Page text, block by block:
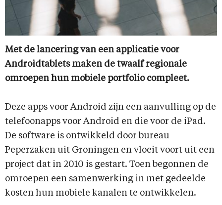
Met de lancering van een applicatie voor
Androidtablets maken de twaalf regionale
omroepen hun mobiele portfolio compleet.
Deze apps voor Android zijn een aanvulling op de
telefoonapps voor Android en die voor de iPad.
De software is ontwikkeld door bureau
Peperzaken uit Groningen en vloeit voort uit een
project dat in 2010 is gestart. Toen begonnen de
omroepen een samenwerking in met gedeelde
kosten hun mobiele kanalen te ontwikkelen.